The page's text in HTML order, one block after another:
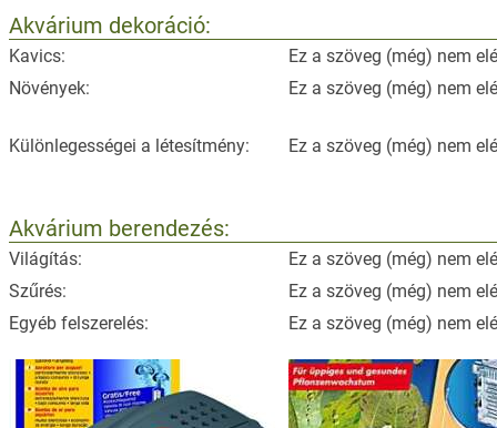
Akvárium dekoráció:
Kavics:
Ez a szöveg (még) nem
Növények:
Ez a szöveg (még) nem
Különlegességei a létesítmény: Ez a szöveg (még) nem
Akvárium berendezés:
Világítás:
Ez a szöveg (még) nem
Szűrés:
Ez a szöveg (még) nem
Egyéb felszerelés:
Ez a szöveg (még) nem